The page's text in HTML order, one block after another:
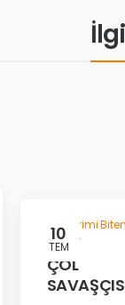
10
TEM
Gösterimi Biten
Filmler
ÇÖL